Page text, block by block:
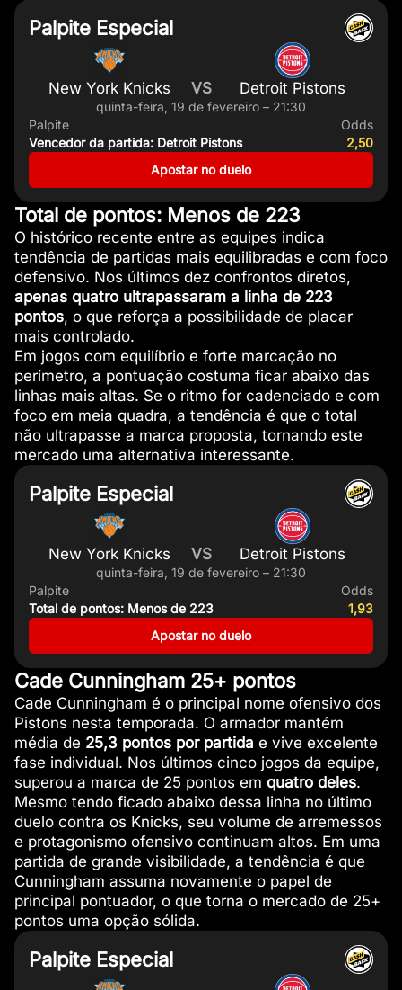
Palpite Especial
New York Knicks VS Detroit Pistons
quinta-feira, 19 de fevereiro – 21:30
Palpite
Vencedor da partida: Detroit Pistons
Odds
2,50
Apostar no duelo
Total de pontos: Menos de 223
O histórico recente entre as equipes indica
tendência de partidas mais equilibradas e com foco
defensivo. Nos últimos dez confrontos diretos,
apenas quatro ultrapassaram a linha de 223
pontos, o que reforça a possibilidade de placar
mais controlado.
Em jogos com equilíbrio e forte marcação no
perímetro, a pontuação costuma ficar abaixo das
linhas mais altas. Se o ritmo for cadenciado e com
foco em meia quadra, a tendência é que o total
não ultrapasse a marca proposta, tornando este
mercado uma alternativa interessante.
Palpite Especial
New York Knicks VS Detroit Pistons
quinta-feira, 19 de fevereiro – 21:30
Palpite
Total de pontos: Menos de 223
Odds
1,93
Apostar no duelo
Cade Cunningham 25+ pontos
Cade Cunningham é o principal nome ofensivo dos
Pistons nesta temporada. O armador mantém
média de 25,3 pontos por partida e vive excelente
fase individual. Nos últimos cinco jogos da equipe,
superou a marca de 25 pontos em quatro deles.
Mesmo tendo ficado abaixo dessa linha no último
duelo contra os Knicks, seu volume de arremessos
e protagonismo ofensivo continuam altos. Em uma
partida de grande visibilidade, a tendência é que
Cunningham assuma novamente o papel de
principal pontuador, o que torna o mercado de 25+
pontos uma opção sólida.
Palpite Especial